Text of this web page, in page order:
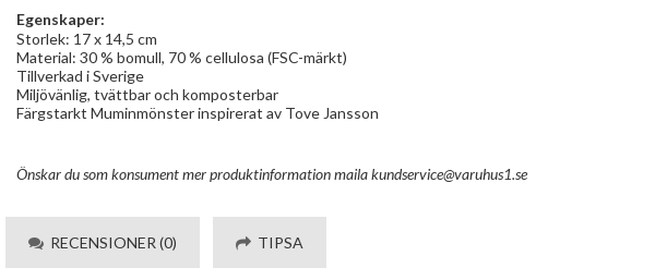
Egenskaper:
Storlek: 17 x 14,5 cm
Material: 30 % bomull, 70 % cellulosa (FSC-märkt)
Tillverkad i Sverige
Miljövänlig, tvättbar och komposterbar
Färgstarkt Muminmönster inspirerat av Tove Jansson
Önskar du som konsument mer produktinformation mailakundservice@varuhus1.se
RECENSIONER (0) TIPSA